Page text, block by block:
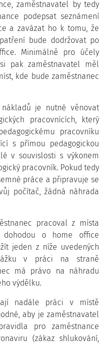
zaměstnavatel by tedy
podepsat seznámení
a zavázat ho k tomu, že
bude dodržovat po
Minimálně pro účely
pak zaměstnavatel měl
kde bude zaměstnanec
je nutné věnovat
pracovnících, který
pracovníku
s přímou pedagogickou
v souvislosti s výkonem
pracovník. Pokud tedy
práce a připravuje se
počítač, žádná náhrada
pracoval z místa
dohodou o home office
jeden z níže uvedených
v práci na straně
má právo na náhradu
výdělku.
nadále práci v místě
aby je zaměstnavatel
pro zaměstnance
(zákaz shlukování,